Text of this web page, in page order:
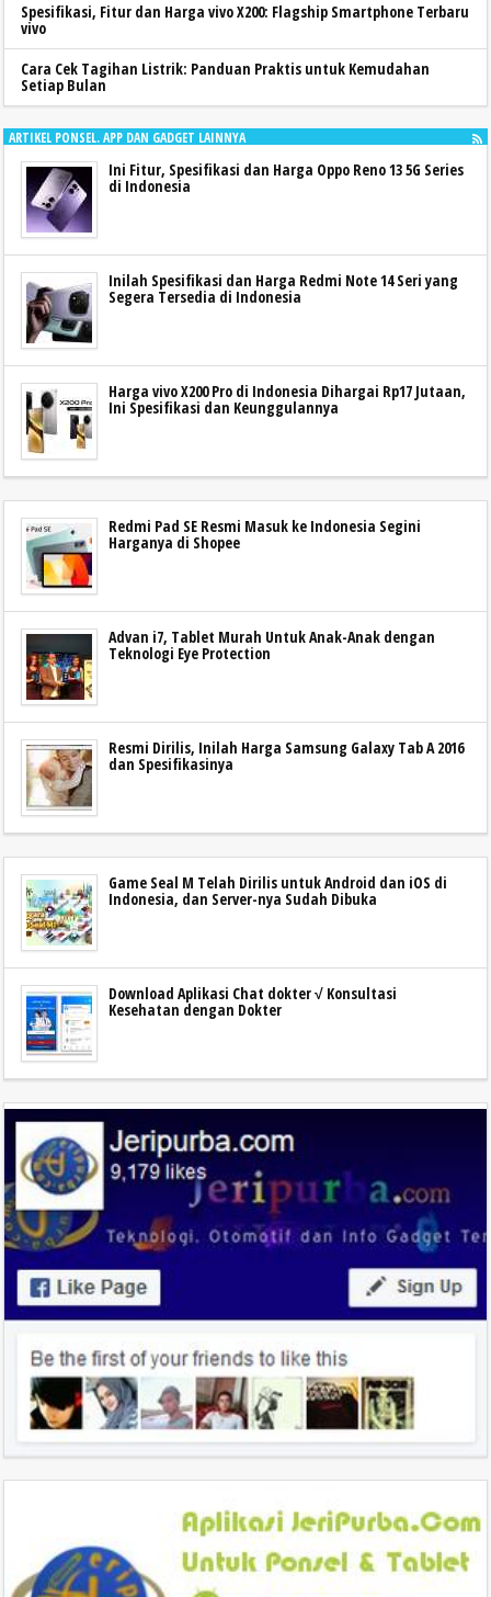
Spesifikasi, Fitur dan Harga vivo X200: Flagship Smartphone Terbaru
vivo
Cara Cek Tagihan Listrik: Panduan Praktis untuk Kemudahan
Setiap Bulan
ARTIKEL PONSEL. APP DAN GADGET LAINNYA
Ini Fitur, Spesifikasi dan Harga Oppo Reno 13 5G Series
di Indonesia
Inilah Spesifikasi dan Harga Redmi Note 14 Seri yang
Segera Tersedia di Indonesia
Harga vivo X200 Pro di Indonesia Dihargai Rp17 Jutaan,
Ini Spesifikasi dan Keunggulannya
Redmi Pad SE Resmi Masuk ke Indonesia Segini
Harganya di Shopee
Advan i7, Tablet Murah Untuk Anak-Anak dengan
Teknologi Eye Protection
Resmi Dirilis, Inilah Harga Samsung Galaxy Tab A 2016
dan Spesifikasinya
Game Seal M Telah Dirilis untuk Android dan iOS di
Indonesia, dan Server-nya Sudah Dibuka
Download Aplikasi Chat dokter √ Konsultasi
Kesehatan dengan Dokter